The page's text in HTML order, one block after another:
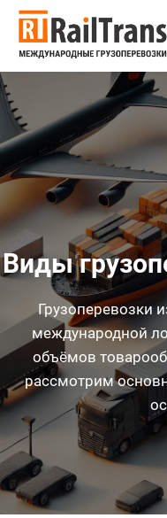
Виды
Грузоперевозки
международной
объёмов
рассмотрим